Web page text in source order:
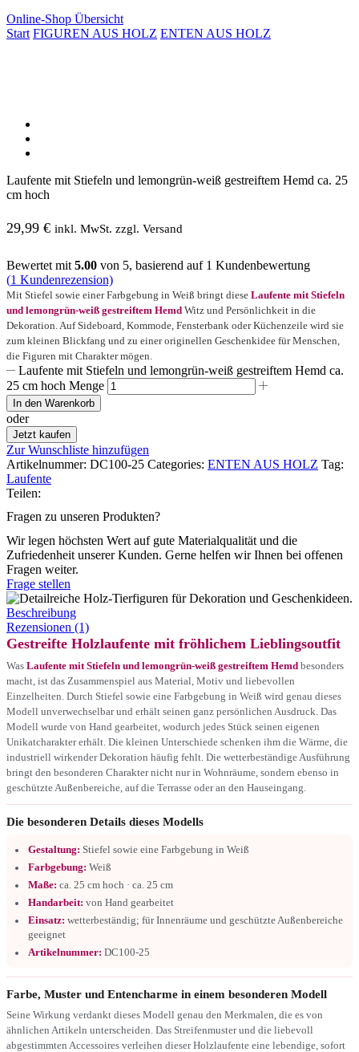
Online-Shop Übersicht
Start FIGUREN AUS HOLZ ENTEN AUS HOLZ
Laufente mit Stiefeln und lemongrün-weiß gestreiftem Hemd ca. 25
cm hoch
29,99 € inkl. MwSt. zzgl. Versand
Bewertet mit 5.00 von 5, basierend auf 1 Kundenbewertung
(1 Kundenrezension)
Mit Stiefel sowie einer Farbgebung in Weiß bringt diese Laufente mit Stiefeln
und lemongrün-weiß gestreiftem Hemd Witz und Persönlichkeit in die
Dekoration. Auf Sideboard, Kommode, Fensterbank oder Küchenzeile wird sie
zum kleinen Blickfang und zu einer originellen Geschenkidee für Menschen,
die Figuren mit Charakter mögen.
Laufente mit Stiefeln und lemongrün-weiß gestreiftem Hemd ca.
25 cm hoch Menge
In den Warenkorb
oder
Jetzt kaufen
Zur Wunschliste hinzufügen
Artikelnummer: DC100-25 Categories: ENTEN AUS HOLZ Tag:
Laufente
Teilen:
Fragen zu unseren Produkten?
Wir legen höchsten Wert auf gute Materialqualität und die
Zufriedenheit unserer Kunden. Gerne helfen wir Ihnen bei offenen
Fragen weiter.
Frage stellen
Beschreibung
Rezensionen (1)
Gestreifte Holzlaufente mit fröhlichem Lieblingsoutfit
Was Laufente mit Stiefeln und lemongrün-weiß gestreiftem Hemd besonders
macht, ist das Zusammenspiel aus Material, Motiv und liebevollen
Einzelheiten. Durch Stiefel sowie eine Farbgebung in Weiß wird genau dieses
Modell unverwechselbar und erhält seinen ganz persönlichen Ausdruck. Das
Modell wurde von Hand gearbeitet, wodurch jedes Stück seinen eigenen
Unikatcharakter erhält. Die kleinen Unterschiede schenken ihm die Wärme, die
industriell wirkender Dekoration häufig fehlt. Die wetterbeständige Ausführung
bringt den besonderen Charakter nicht nur in Wohnräume, sondern ebenso in
geschützte Außenbereiche, auf die Terrasse oder an den Hauseingang.
Die besonderen Details dieses Modells
Gestaltung: Stiefel sowie eine Farbgebung in Weiß
Farbgebung: Weiß
Maße: ca. 25 cm hoch · ca. 25 cm
Handarbeit: von Hand gearbeitet
Einsatz: wetterbeständig; für Innenräume und geschützte Außenbereiche
geeignet
Artikelnummer: DC100-25
Farbe, Muster und Entencharme in einem besonderen Modell
Seine Wirkung verdankt dieses Modell genau den Merkmalen, die es von
ähnlichen Artikeln unterscheiden. Das Streifenmuster und die liebevoll
abgestimmten Accessoires verleihen dieser Holzlaufente eine lebendige, sofort